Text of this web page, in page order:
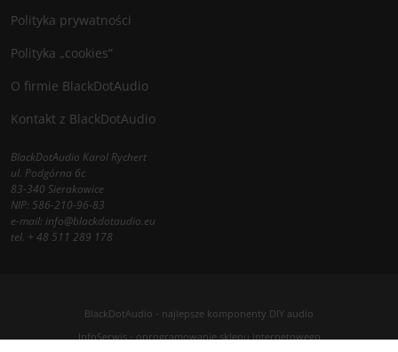
Polityka prywatności
Polityka „cookies”
O firmie BlackDotAudio
Kontakt z BlackDotAudio
BlackDotAudio Karol Rychert
ul. Podgórna 6c
83-340 Sierakowice
NIP: 586-210-96-83
e-mail:info@blackdotaudio.eu
tel. + 48 511 289 178
BlackDotAudio - najlepsze komponenty DIY audio
InfoSerwis-oprogramowanie sklepu internetowego